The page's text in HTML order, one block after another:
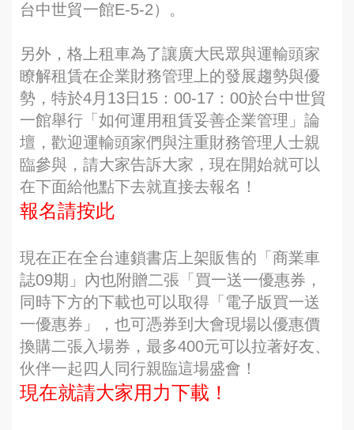
台中世貿一館E-5-2）。
另外，格上租車為了讓廣大民眾與運輸頭家
瞭解租賃在企業財務管理上的發展趨勢與優
勢，特於4月13日15：00-17：00於台中世貿
一館舉行「如何運用租賃妥善企業管理」論
壇，歡迎運輸頭家們與注重財務管理人士親
臨參與，請大家告訴大家，現在開始就可以
在下面給他點下去就直接去報名！
報名請按此
現在正在全台連鎖書店上架販售的「商業車
誌09期」內也附贈二張「買一送一優惠券，
同時下方的下載也可以取得「電子版買一送
一優惠券」，也可憑券到大會現場以優惠價
換購二張入場券，最多400元可以拉著好友、
伙伴一起四人同行親臨這場盛會！
現在就請大家用力下載！